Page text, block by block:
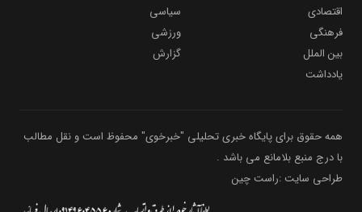
اقتصادی
سیاسی
فرهنگی
ورزشی
بین الملل
گزارش
یادداشت
همه حقوق برای پایگاه خبری تحلیلی "خبرخوی" محفوظ است و نقل مطالب
با درج منبع بلامانع می باشد .
طراحی سایت :راست چین